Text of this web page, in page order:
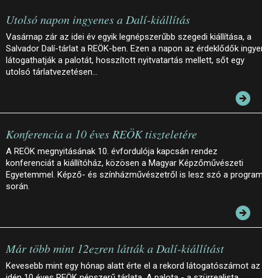
Utolsó napon ingyenes a Dalí-kiállítás
Vasárnap zár az idei év egyik legnépszerűbb szegedi kiállítása, a
Salvador Dalí-tárlat a REÖK-ben. Ezen a napon az érdeklődők
látogathatják a palotát, hosszított nyitvatartás mellett, sőt egy
utolsó tárlatvezetésen…
Konferencia a 10 éves REÖK tiszteletére
A REÖK megnyitásának 10. évfordulója kapcsán rendez
konferenciát a kiállítóház, közösen a Magyar Képzőművészeti
Egyetemmel. Képző- és színházművészetről is lesz szó a
során.
Már több mint 12ezren látták a Dalí-kiállítást
Kevesebb mint egy hónap alatt érte el a rekord látogatószámot az